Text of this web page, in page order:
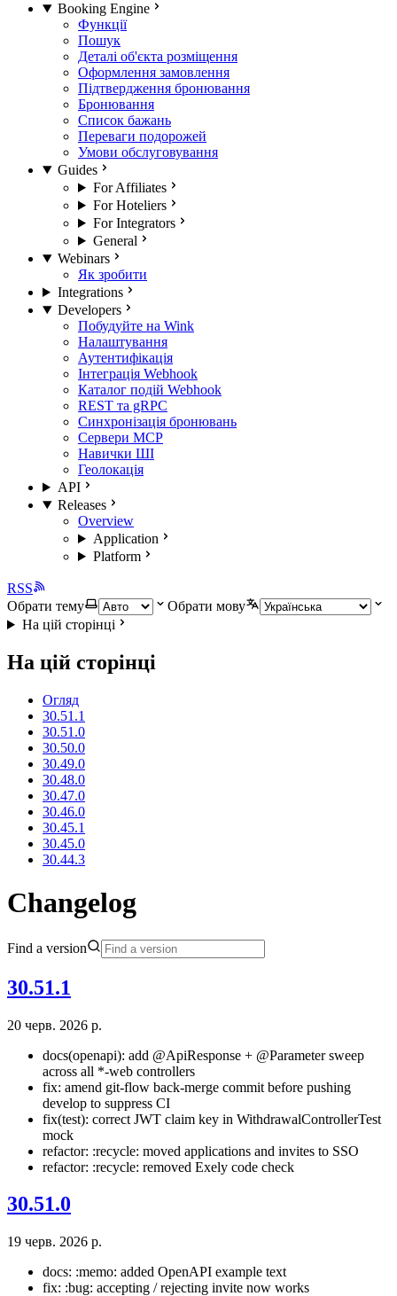
Booking Engine
Функції
Пошук
Деталі об'єкта розміщення
Оформлення замовлення
Підтвердження бронювання
Бронювання
Список бажань
Переваги подорожей
Умови обслуговування
Guides
For Affiliates
For Hoteliers
For Integrators
General
Webinars
Як зробити
Integrations
Developers
Побудуйте на Wink
Налаштування
Аутентифікація
Інтеграція Webhook
Каталог подій Webhook
REST та gRPC
Синхронізація бронювань
Сервери MCP
Навички ШІ
Геолокація
API
Releases
Overview
Application
Platform
RSS
Обрати тему
Обрати мову
На цій сторінці
На цій сторінці
Огляд
30.51.1
30.51.0
30.50.0
30.49.0
30.48.0
30.47.0
30.46.0
30.45.1
30.45.0
30.44.3
Changelog
Find a version
30.51.1
20 черв. 2026 р.
docs(openapi): add @ApiResponse + @Parameter sweep
across all *-web controllers
fix: amend git-flow back-merge commit before pushing
develop to suppress CI
fix(test): correct JWT claim key in WithdrawalControllerTest
mock
refactor: :recycle: moved applications and invites to SSO
refactor: :recycle: removed Exely code check
30.51.0
19 черв. 2026 р.
docs: :memo: added OpenAPI example text
fix: :bug: accepting / rejecting invite now works